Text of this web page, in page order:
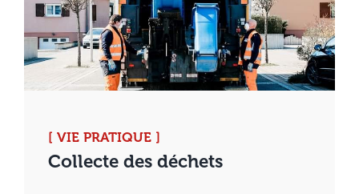
[ VIE PRATIQUE ]
Collecte des déchets